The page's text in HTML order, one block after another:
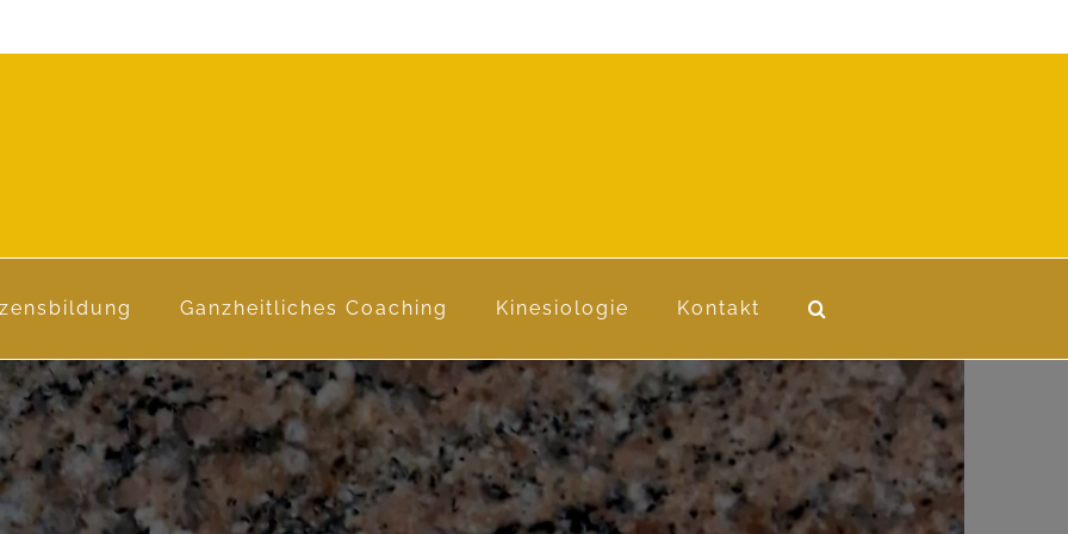
Ganzheitliches Coaching Kinesiologie Kontakt